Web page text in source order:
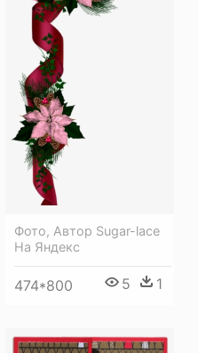
Фото, Автор Sugar-lace
На Яндекс
474*800 5 1